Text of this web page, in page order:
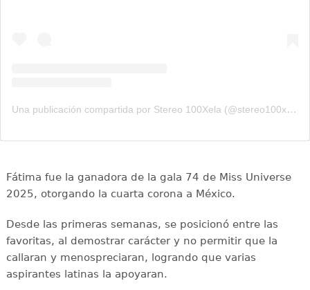
Una publicación compartida por Stereo 100Xela (@stereo100xela)
Fátima fue la ganadora de la gala 74 de Miss Universe
2025, otorgando la cuarta corona a México.
Desde las primeras semanas, se posicionó entre las
favoritas, al demostrar carácter y no permitir que la
callaran y menospreciaran, logrando que varias
aspirantes latinas la apoyaran.